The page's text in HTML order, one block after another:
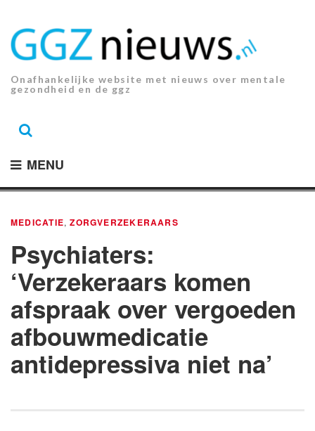
inhoud.
Onafhankelijke website met nieuws over mentale
gezondheid en de ggz
MENU
MEDICATIE,ZORGVERZEKERAARS
Psychiaters:
‘Verzekeraars komen
afspraak over vergoeden
afbouwmedicatie
antidepressiva niet na’